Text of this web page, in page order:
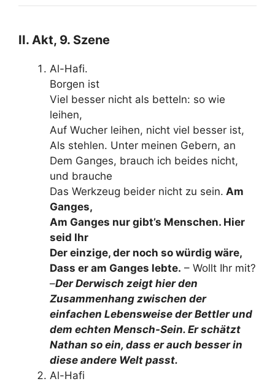
II. Akt, 9. Szene
Al-Hafi.
Borgen ist
Viel besser nicht als betteln: so wie
leihen,
Auf Wucher leihen, nicht viel besser ist,
Als stehlen. Unter meinen Gebern, an
Dem Ganges, brauch ich beides nicht,
und brauche
Das Werkzeug beider nicht zu sein. Am
Ganges,
Am Ganges nur gibt’s Menschen. Hier
seid Ihr
Der einzige, der noch so würdig wäre,
Dass er am Ganges lebte. – Wollt Ihr mit?
–Der Derwisch zeigt hier den
Zusammenhang zwischen der
einfachen Lebensweise der Bettler und
dem echten Mensch-Sein. Er schätzt
Nathan so ein, dass er auch besser in
diese andere Welt passt.
Al-Hafi